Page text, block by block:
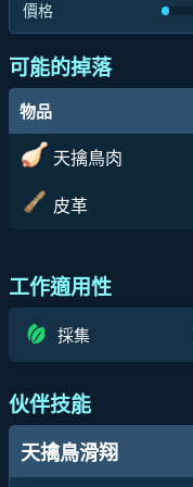
價格
可能的掉落
物品
天擒鳥肉
皮革
工作適用性
採集
伙伴技能
天擒鳥滑翔